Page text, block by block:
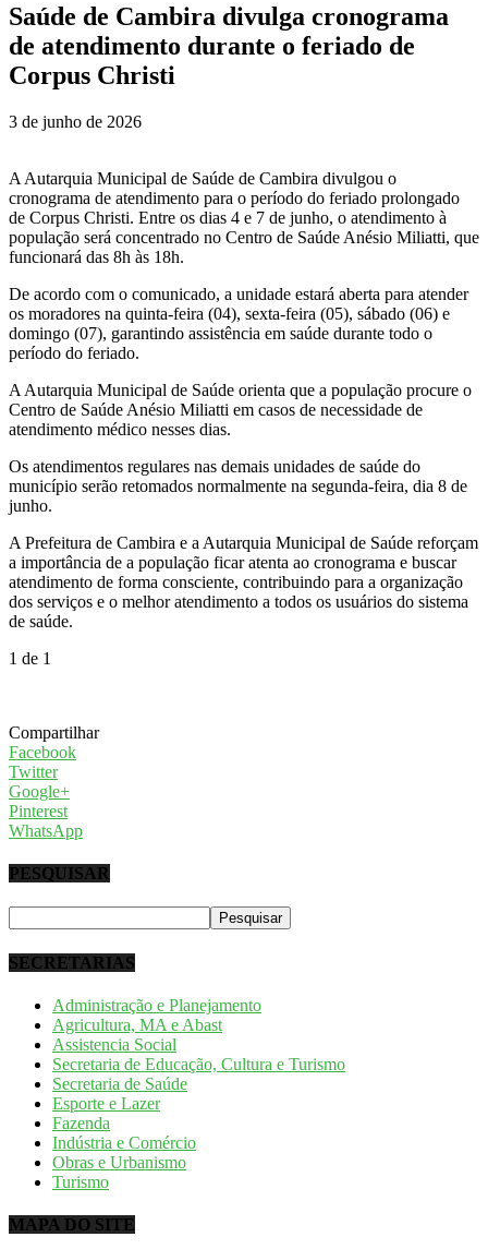
Saúde de Cambira divulga cronograma
de atendimento durante o feriado de
Corpus Christi
3 de junho de 2026
A Autarquia Municipal de Saúde de Cambira divulgou o
cronograma de atendimento para o período do feriado prolongado
de Corpus Christi. Entre os dias 4 e 7 de junho, o atendimento à
população será concentrado no Centro de Saúde Anésio Miliatti, que
funcionará das 8h às 18h.
De acordo com o comunicado, a unidade estará aberta para atender
os moradores na quinta-feira (04), sexta-feira (05), sábado (06) e
domingo (07), garantindo assistência em saúde durante todo o
período do feriado.
A Autarquia Municipal de Saúde orienta que a população procure o
Centro de Saúde Anésio Miliatti em casos de necessidade de
atendimento médico nesses dias.
Os atendimentos regulares nas demais unidades de saúde do
município serão retomados normalmente na segunda-feira, dia 8 de
junho.
A Prefeitura de Cambira e a Autarquia Municipal de Saúde reforçam
a importância de a população ficar atenta ao cronograma e buscar
atendimento de forma consciente, contribuindo para a organização
dos serviços e o melhor atendimento a todos os usuários do sistema
de saúde.
1 de 1
Compartilhar
Facebook
Twitter
Google+
Pinterest
WhatsApp
PESQUISAR
SECRETARIAS
Administração e Planejamento
Agricultura, MA e Abast
Assistencia Social
Secretaria de Educação, Cultura e Turismo
Secretaria de Saúde
Esporte e Lazer
Fazenda
Indústria e Comércio
Obras e Urbanismo
Turismo
MAPA DO SITE